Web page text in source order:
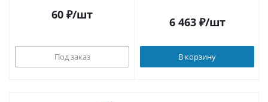
60 ₽/шт
Под заказ
6 463₽/шт
В корзину